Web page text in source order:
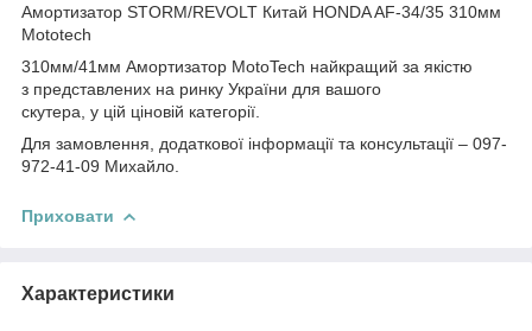
Амортизатор STORM/REVOLT Китай HONDA AF-34/35 310мм
Mototech
310мм/41мм Амортизатор MotoTech найкращий за якістю
з представлених на ринку України для вашого
скутера, у цій ціновій категорії.
Для замовлення, додаткової інформації та консультації – 097-
972-41-09 Михайло.
Приховати
Характеристики